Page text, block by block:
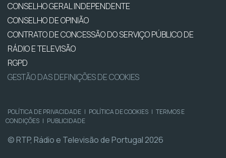
CONSELHO GERAL INDEPENDENTE
CONSELHO DE OPINIÃO
CONTRATO DE CONCESSÃO DO SERVIÇO PÚBLICO DE
RÁDIO E TELEVISÃO
RGPD
GESTÃO DAS DEFINIÇÕES DE COOKIES
POLÍTICA DE PRIVACIDADE | POLÍTICA DE COOKIES | TERMOS E
CONDIÇÕES | PUBLICIDADE
© RTP, Rádio e Televisão de Portugal 2026